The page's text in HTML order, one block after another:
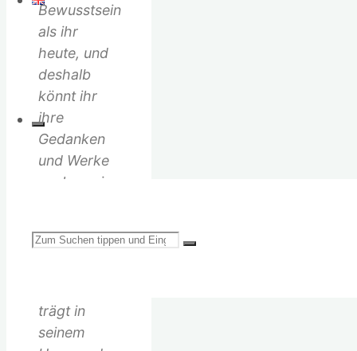
Suchen
Bewusstsein
als ihr
heute, und
deshalb
könnt ihr
ihre
Gedanken
und Werke
auch nur in
Aber wer
trägt in
seinem